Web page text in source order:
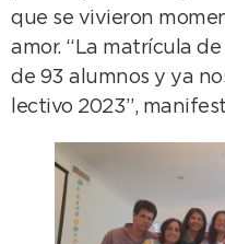
que se vivieron
amor. “La matrícula
de 93 alumnos y ya
lectivo 2023”,